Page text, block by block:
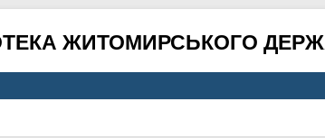
ЖИТОМИРСЬКОГО